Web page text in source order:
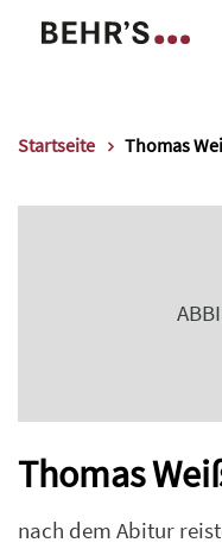
Startseite Thomas
Thomas
nach dem Abitur